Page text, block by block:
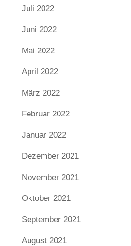
Juli 2022
Juni 2022
Mai 2022
April 2022
März 2022
Februar 2022
Januar 2022
Dezember 2021
November 2021
Oktober 2021
September 2021
August 2021